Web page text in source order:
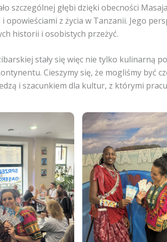
szczególnej głębi dzięki obecności
opowieściami z życia w Tanzanii. Jego
historii i osobistych przeżyć.
stały się więc nie tylko kulinarną
Cieszymy się, że mogliśmy być
i szacunkiem dla kultur, z którymi